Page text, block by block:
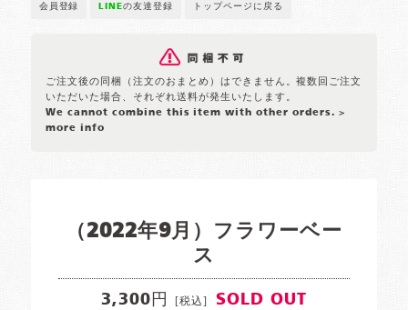
会員登録 LINEの友達登録 トップページに戻る
ご注文後の同梱（注文のおまとめ）はできません。複数回ご注文
いただいた場合、それぞれ送料が発生いたします。
We cannot combine this item with other orders. >
more info
（2022年9月）フラワーベー
ス
3,300円 [税込] SOLD OUT